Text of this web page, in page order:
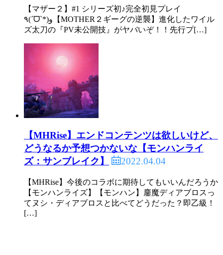
【マザー２】#1 シリーズ初♪完全初見プレイ
٩(ˊᗜˋ*)و【MOTHER２ギーグの逆襲】進化したワイル
ズ太刀の『PV未公開技』がヤバいぞ！！先行プ[…]
【MHRise】エンドコンテンツは欲しいけど、
どうなるか予想つかないな【モンハンライ
ズ：サンブレイク】
2022.04.04
【MHRise】今後のコラボに期待してもいいんだろうか
【モンハンライズ】【モンハン】鏖魔ディアブロスっ
てヌシ・ディアブロスと比べてどうだった？即乙級！
[…]